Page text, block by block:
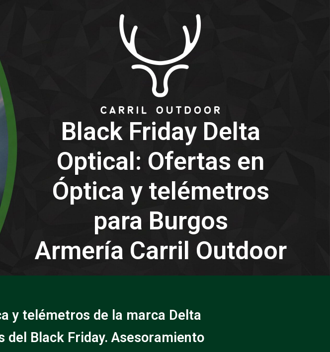
Black Friday Delta
Optical: Ofertas en
Óptica y telémetros
para Burgos
Armería Carril Outdoor
y telémetros de la marca Delta
del Black Friday. Asesoramiento